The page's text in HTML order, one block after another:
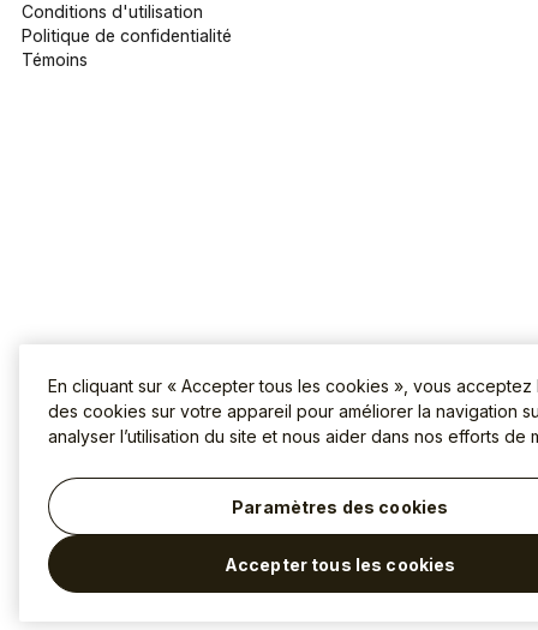
Conditions d'utilisation
Politique de confidentialité
Témoins
En cliquant sur « Accepter tous les cookies », vous
des cookies sur votre appareil pour améliorer la navigation
analyser l’utilisation du site et nous aider dans nos efforts de
Paramètres des cookies
Accepter tous les cookies